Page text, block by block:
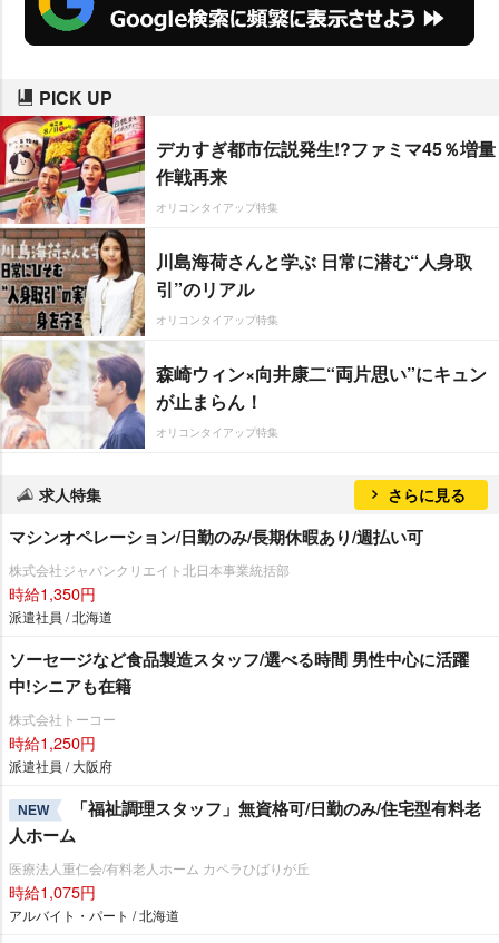
PICK UP
デカすぎ都市伝説発生!?ファミマ45％増量
作戦再来
オリコンタイアップ特集
川島海荷さんと学ぶ 日常に潜む“人身取
引”のリアル
オリコンタイアップ特集
森崎ウィン×向井康二“両片思い”にキュン
が止まらん！
オリコンタイアップ特集
求人特集 さらに見る
マシンオペレーション/日勤のみ/長期休暇あり/週払い可
株式会社ジャパンクリエイト北日本事業統括部
時給1,350円
派遣社員 / 北海道
ソーセージなど食品製造スタッフ/選べる時間 男性中心に活躍
中!シニアも在籍
株式会社トーコー
時給1,250円
派遣社員 / 大阪府
NEW
「福祉調理スタッフ」無資格可/日勤のみ/住宅型有料老
人ホーム
医療法人重仁会/有料老人ホーム カペラひばりが丘
時給1,075円
アルバイト・パート / 北海道